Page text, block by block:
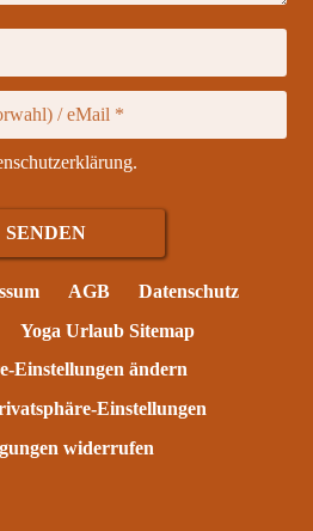
.
AGB
Datenschutz
Yoga Urlaub Sitemap
Einstellungen ändern
Einstellungen
widerrufen